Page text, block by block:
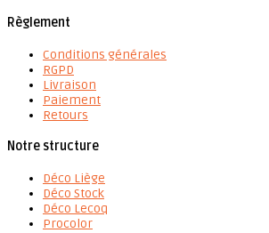
Règlement
Conditions générales
RGPD
Livraison
Paiement
Retours
Notre structure
Déco Liège
Déco Stock
Déco Lecoq
Procolor